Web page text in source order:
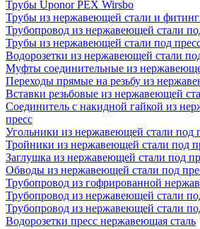
Трубы Uponor PEX Wirsbo
Трубы из нержавеющей стали и
Трубопровод из нержавеющей стали
Трубы из нержавеющей стали под
Водорозетки из нержавеющей стали
Муфты соединительные из
Переходы прямые на резьбу из
Вставки резьбовые из нержавеющей
Соединитель с накидной гайкой из
пресс
Угольники из нержавеющей стали под
Тройники из нержавеющей стали под
Заглушка из нержавеющей стали под
Обводы из нержавеющей стали под
Трубопровод из гофрированной
Трубопровод из нержавеющей стали
Трубопровод из нержавеющей стали
Водорозетки пресс нержавеющая сталь